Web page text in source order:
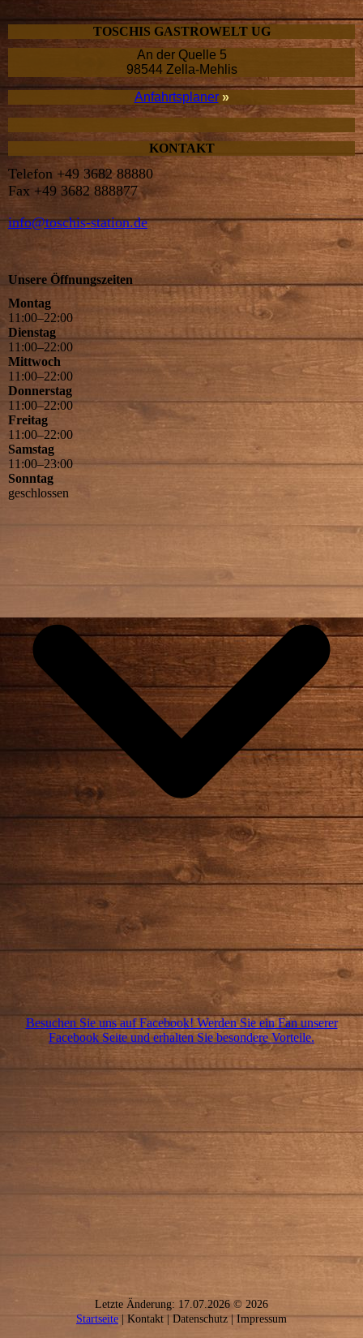
TOSCHIS GASTRO­WELT UG
An der Quelle 5
98544 Zella-Mehlis
Anfahrtsplaner »
KONTAKT
Telefon +49 3682 88880
Fax +49 3682 888877
info@toschis-station.de
Unsere Öffnungszeiten
Montag
11 :00–22:00
Dienstag
11 :00–22:00
Mittwoch
11 :00–22:00
Donnerstag
11 :00–22:00
Freitag
11 :00–22:00
Samstag
11 :00–23:00
Sonntag
geschlossen
Besuchen Sie uns auf Facebook! Werden Sie ein Fan unserer
Facebook Seite und erhalten Sie besondere Vorteile.
Letzte Änderung: 17.07.2026 © 2026
Startseite | Kontakt | Daten­schutz | Impressum